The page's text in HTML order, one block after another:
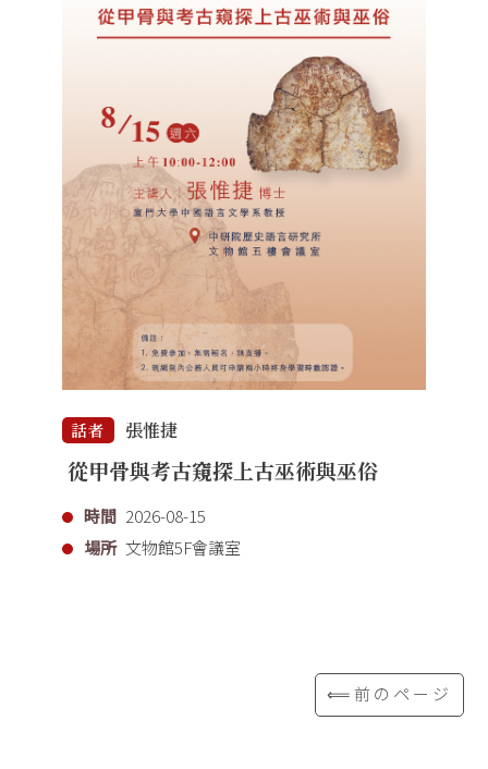
話者 張惟捷
從甲骨與考古窺探上古巫術與巫俗
時間 2026-08-15
場所 文物館5F會議室
⟸前のページ